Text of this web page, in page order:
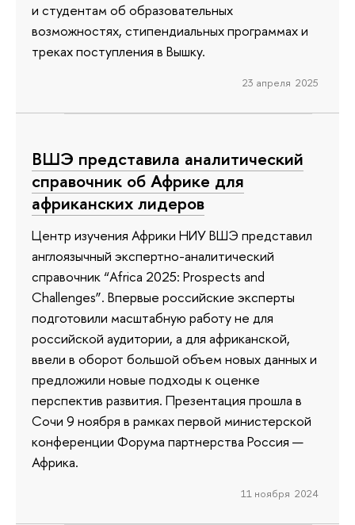
и студентам об образовательных
возможностях, стипендиальных программах и
треках поступления в Вышку.
23 апреля 2025
ВШЭ представила аналитический
справочник об Африке для
африканских лидеров
Центр изучения Африки НИУ ВШЭ представил
англоязычный экспертно-аналитический
справочник “Africa 2025: Prospects and
Challenges”. Впервые российские эксперты
подготовили масштабную работу не для
российской аудитории, а для африканской,
ввели в оборот большой объем новых данных и
предложили новые подходы к оценке
перспектив развития. Презентация прошла в
Сочи 9 ноября в рамках первой министерской
конференции Форума партнерства Россия —
Африка.
11 ноября 2024